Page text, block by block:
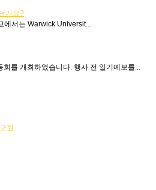
가요?
에서는 Warwick Universit...
를 개최하였습니다. 행사 전 일기예보를...